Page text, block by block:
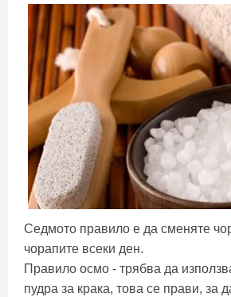
Седмото правило е да сменяте
чорапите всеки ден.
Правило осмо - трябва да
пудра за крака, това се прави, за